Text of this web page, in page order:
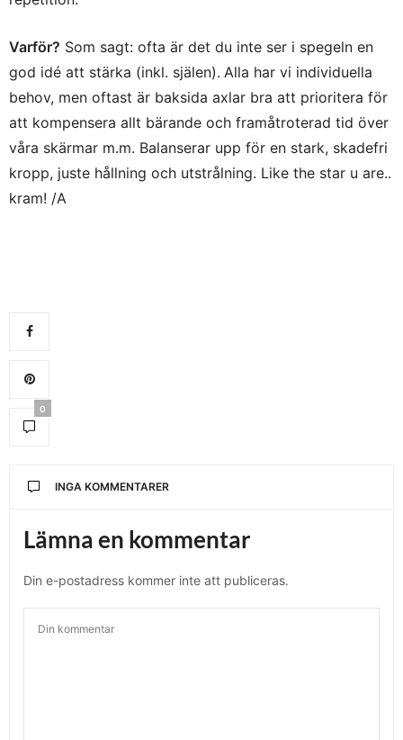
Varför? Som sagt: ofta är det du inte ser i spegeln en
god idé att stärka (inkl. själen). Alla har vi individuella
behov, men oftast är baksida axlar bra att prioritera för
att kompensera allt bärande och framåtroterad tid över
våra skärmar m.m. Balanserar upp för en stark, skadefri
kropp, juste hållning och utstrålning. Like the star u are..
kram! /A
0
INGA KOMMENTARER
Lämna en kommentar
Din e-postadress kommer inte att publiceras.